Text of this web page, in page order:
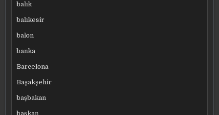
balık
balıkesir
balon
banka
Barcelona
Başakşehir
başbakan
başkan